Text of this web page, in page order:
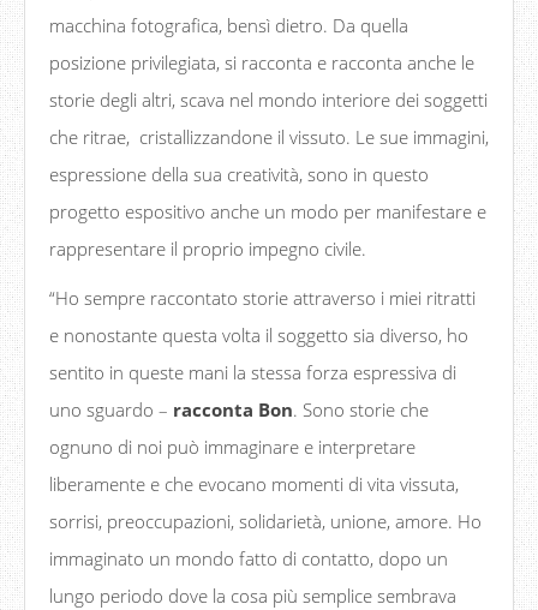
macchina fotografica, bensì dietro. Da quella
posizione privilegiata, si racconta e racconta anche le
storie degli altri, scava nel mondo interiore dei soggetti
che ritrae, cristallizzandone il vissuto. Le sue immagini,
espressione della sua creatività, sono in questo
progetto espositivo anche un modo per manifestare e
rappresentare il proprio impegno civile.
“Ho sempre raccontato storie attraverso i miei ritratti
e nonostante questa volta il soggetto sia diverso, ho
sentito in queste mani la stessa forza espressiva di
uno sguardo – racconta Bon. Sono storie che
ognuno di noi può immaginare e interpretare
liberamente e che evocano momenti di vita vissuta,
sorrisi, preoccupazioni, solidarietà, unione, amore. Ho
immaginato un mondo fatto di contatto, dopo un
lungo periodo dove la cosa più semplice sembrava